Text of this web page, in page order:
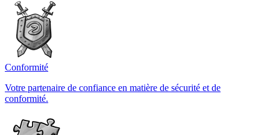
Conformité
Votre partenaire de confiance en matière de sécurité et de
conformité.